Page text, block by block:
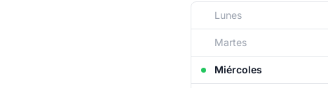
Lunes
Martes
Miércoles